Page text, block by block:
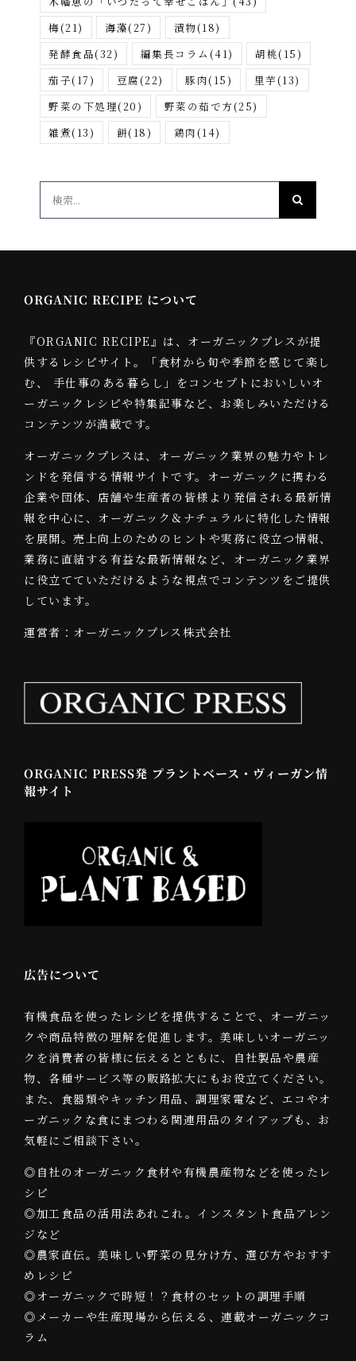
梅(21) 海藻(27) 漬物(18)
発酵食品(32) 編集長コラム (41) 胡桃(15)
茄子(17) 豆腐(22) 豚肉(15) 里芋(13)
野菜の下処理(20) 野菜の茹で方(25)
雑煮(13) 餅(18) 鶏肉(14)
ORGANIC RECIPE について
『ORGANIC RECIPE』は、オーガニックプレスが提
供するレシピサイト。「食材から旬や季節を感じて楽し
む、 手仕事のある暮らし」をコンセプトにおいしいオ
ーガニックレシピや特集記事など、お楽しみいただける
コンテンツが満載です。
オーガニックプレスは、オーガニック業界の魅力やトレ
ンドを発信する情報サイトです。オーガニックに携わる
企業や団体、店舗や生産者の皆様より発信される最新情
報を中心に、オーガニック＆ナチュラルに特化した情報
を展開。売上向上のためのヒントや実務に役立つ情報、
業務に直結する有益な最新情報など、オーガニック業界
に役立てていただけるような視点でコンテンツをご提供
しています。
運営者：オーガニックプレス株式会社
ORGANIC PRESS発 プラントベース・ヴィーガン情
報サイト
広告について
有機食品を使ったレシピを提供することで、オーガニッ
クや商品特徴の理解を促進します。美味しいオーガニッ
クを消費者の皆様に伝えるとともに、自社製品や農産
物、各種サービス等の販路拡大にもお役立てください。
また、食器類やキッチン用品、調理家電など、エコやオ
ーガニックな食にまつわる関連用品のタイアップも、お
気軽にご相談下さい。
◎自社のオーガニック食材や有機農産物などを使ったレ
シピ
◎加工食品の活用法あれこれ。インスタント食品アレン
ジなど
◎農家直伝。美味しい野菜の見分け方、選び方やおすす
めレシピ
◎オーガニックで時短！？食材のセットの調理手順
◎メーカーや生産現場から伝える、連載オーガニックコ
ラム